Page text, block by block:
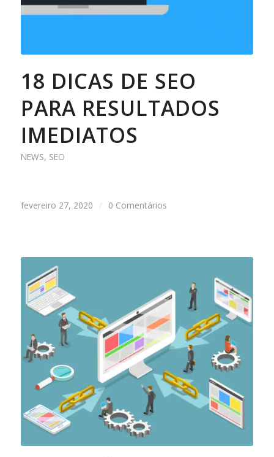
18 DICAS DE SEO
PARA RESULTADOS
IMEDIATOS
NEWS, SEO
fevereiro 27, 2020 / 0 Comentários